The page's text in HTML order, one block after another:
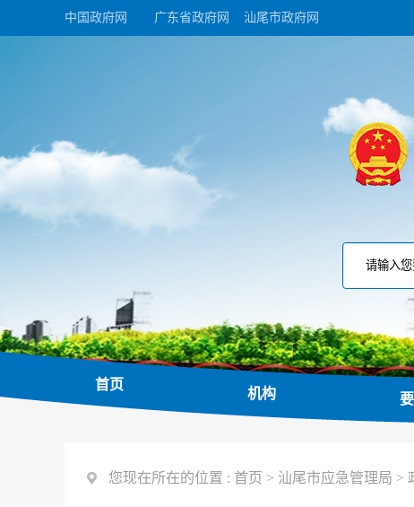
中国政府网 广东省政府网 汕尾市政府网
首页
机构
您现在所在的位置 : 首页 > 汕尾市应急管理局 >